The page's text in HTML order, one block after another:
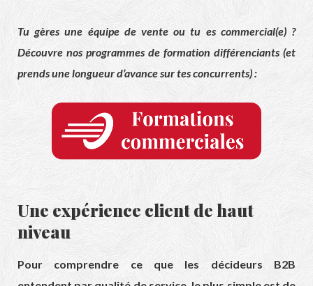
Tu gères une équipe de vente ou tu es commercial(e) ?
Découvre nos programmes de formation différenciants (et
prends une longueur d’avance sur tes concurrents) :
Une expérience client de haut
niveau
Pour comprendre ce que les décideurs B2B